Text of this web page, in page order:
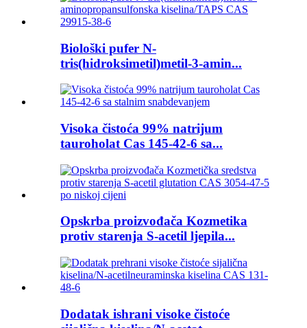
Biološki pufer N-
tris(hidroksimetil)metil-3-amin...
Visoka čistoća 99% natrijum
tauroholat Cas 145-42-6 sa...
Opskrba proizvođača Kozmetika
protiv starenja S-acetil ljepila...
Dodatak ishrani visoke čistoće